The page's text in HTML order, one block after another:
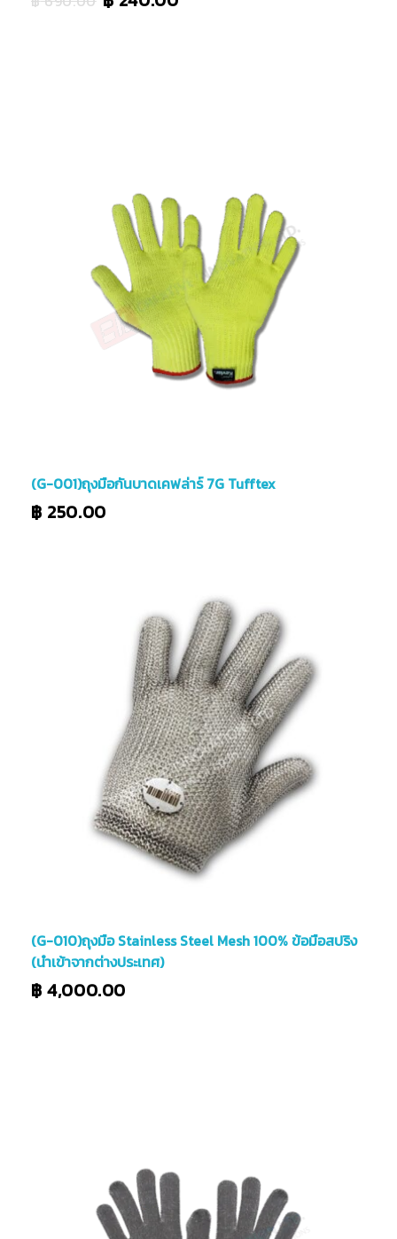
(G-001)ถุงมือกันบาดเคฟล่าร์ 7G Tufftex
฿ 250.00
(G-010)ถุงมือ Stainless Steel Mesh 100% ข้อมือสปริง
(นำเข้าจากต่างประเทศ)
฿ 4,000.00